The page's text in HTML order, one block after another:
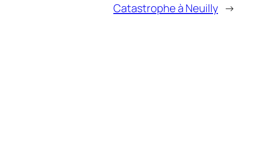
Catastrophe à Neuilly →